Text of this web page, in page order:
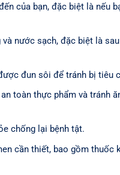
của bạn, đặc biệt là nếu
nước sạch, đặc biệt là
đun sôi để tránh bị tiêu
toàn thực phẩm và tránh
chống lại bệnh tật.
cần thiết, bao gồm thuốc